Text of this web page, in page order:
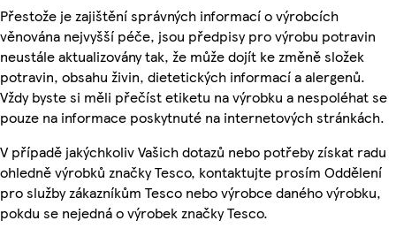
Přestože je zajištění správných informací o výrobcích
věnována nejvyšší péče, jsou předpisy pro výrobu potravin
neustále aktualizovány tak, že může dojít ke změně složek
potravin, obsahu živin, dietetických informací a alergenů.
Vždy byste si měli přečíst etiketu na výrobku a nespoléhat se
pouze na informace poskytnuté na internetových stránkách.
V případě jakýchkoliv Vašich dotazů nebo potřeby získat radu
ohledně výrobků značky Tesco, kontaktujte prosím Oddělení
pro služby zákazníkům Tesco nebo výrobce daného výrobku,
pokdu se nejedná o výrobek značky Tesco.